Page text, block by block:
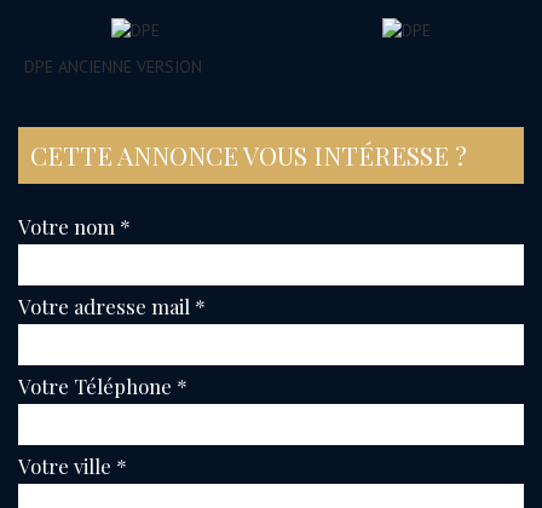
DPE ANCIENNE VERSION
CETTE ANNONCE VOUS INTÉRESSE ?
Votre nom *
Votre adresse mail *
Votre Téléphone *
Votre ville *